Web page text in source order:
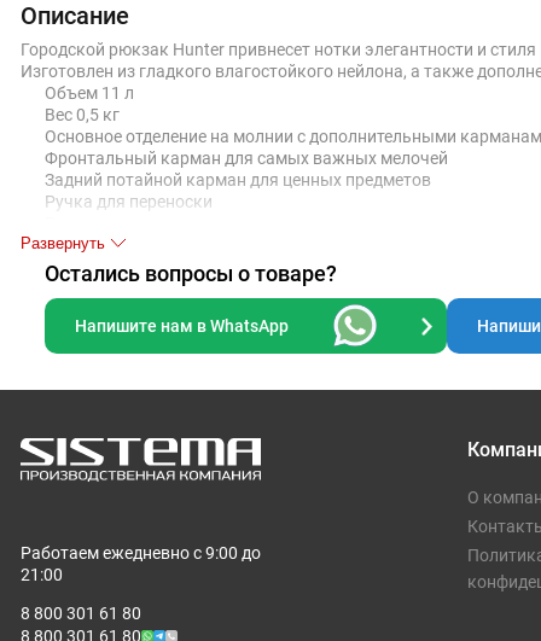
Описание
Городской рюкзак Hunter привнесет нотки элегантности и
Изготовлен из гладкого влагостойкого нейлона, а также
Объем 11 л
Вес 0,5 кг
Основное отделение на молнии с дополнительными
Фронтальный карман для самых важных мелочей
Задний потайной карман для ценных предметов
Ручка для переноски
Развернуть
Остались вопросы о товаре?
Напишите нам в WhatsApp
Работаем ежедневно с 9:00 до
21:00
8 800 301 61 80
8 800 301 61 80
О